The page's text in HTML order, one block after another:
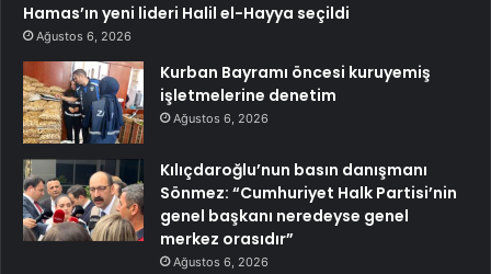
Hamas’ın yeni lideri Halil el-Hayya seçildi
Ağustos 6, 2026
Kurban Bayramı öncesi kuruyemiş
işletmelerine denetim
Ağustos 6, 2026
Kılıçdaroğlu’nun basın danışmanı
Sönmez: “Cumhuriyet Halk Partisi’nin
genel başkanı neredeyse genel
merkez orasıdır”
Ağustos 6, 2026